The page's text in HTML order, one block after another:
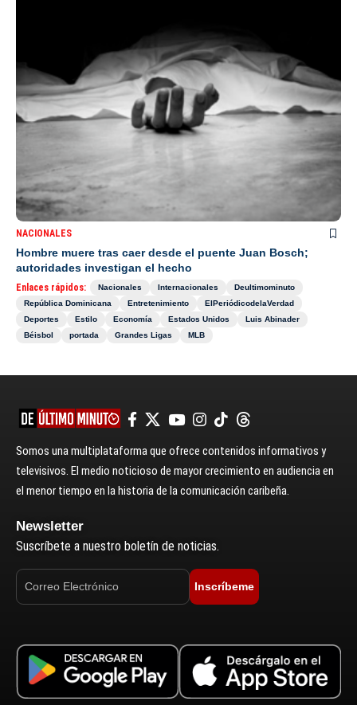
NACIONALES
Hombre muere tras caer desde el puente Juan Bosch;
autoridades investigan el hecho
Enlaces rápidos: Nacionales Internacionales
Deultimominuto
República Dominicana
Entretenimiento
ElPeriódicodelaVerdad
Deportes
Estilo Economía Estados Unidos
Luis Abinader
Béisbol
portada Grandes Ligas MLB
Somos una multiplataforma que ofrece contenidos informativos y
televisivos. El medio noticioso de mayor crecimiento en audiencia en
el menor tiempo en la historia de la comunicación caribeña.
Newsletter
Suscríbete a nuestro boletín de noticias.
Inscríbeme